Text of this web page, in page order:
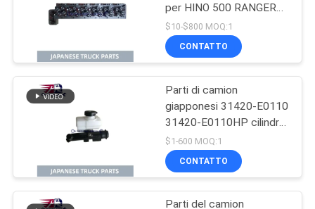
per HINO 500 RANGER
J08C-UJ J08CT OEM
11101-E0541
$10-$800 MOQ:1
CONTATTO
Parti di camion
giapponesi 31420-E0110
31420-E0110HP cilindro
principale di frizione per
HINO 500 J08E
$1-600 MOQ:1
CONTATTO
Parti del camion